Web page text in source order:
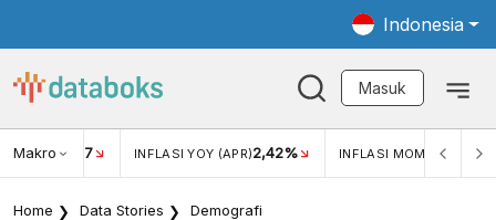
Indonesia
Masuk
Makro
USD/IDR 17 INFLASI YOY (APR)2,42% INFLASI MOM (APR)
Home Data Stories Demografi